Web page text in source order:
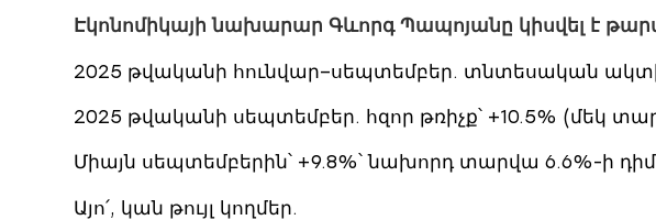
Էկոնոմիկայի նախարար Գևորգ Պապոյանը կիսվել է
2025 թվականի հունվար–սեպտեմբեր. տնտեսական
2025 թվականի սեպտեմբեր. հզոր թռիչք՝ +10.5% (մեկ
Միայն սեպտեմբերին՝ +9.8%՝ նախորդ տարվա 6.6%-ի
Այո՛, կան թույլ կողմեր.